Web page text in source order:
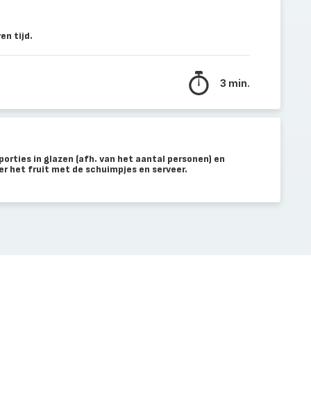
tijd.
3 min.
in glazen (afh. van het aantal personen) en
het fruit met de schuimpjes en serveer.